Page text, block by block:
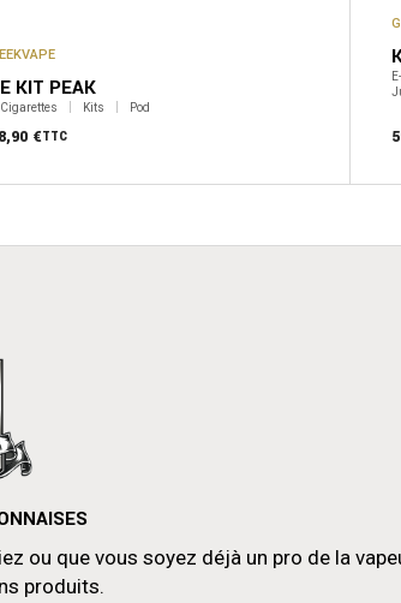
KIT PEAK
Cigarettes Kits Pod
€TTC
ou que vous soyez déjà un pro de la
produits.